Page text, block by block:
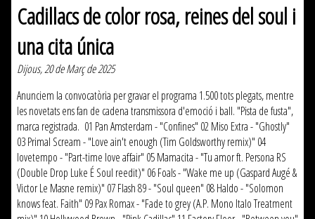
Cadillacs de color rosa, reines del soul i
una cita única
Dijous, 20 de Març de 2025
Anunciem la convocatòria per gravar el programa 1.500 tots plegats, mentre
les novetats ens fan de cadena transmissora d'emoció i ball. "Pista de fusta",
marca registrada. 01 Pan Amsterdam - "Confines" 02 Miso Extra - "Ghostly"
03 Primal Scream - "Love ain't enough (Tim Goldsworthy remix)" 04
lovetempo - "Part-time love affair" 05 Mamacita - "Tu amor ft. Persona RS
(Double Drop Luke É Soul reedit)" 06 Foals - "Wake me up (Gaspard Augé &
Victor Le Masne remix)" 07 Flash 89 - "Soul queen" 08 Haldo - "Solomon
knows feat. Faith" 09 Pax Romax - "Fade to grey (A.P. Mono Italo Treatment